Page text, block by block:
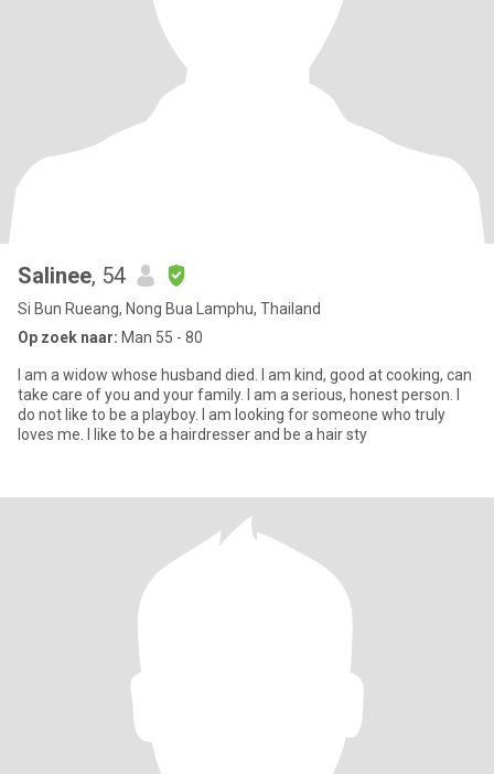
Salinee, 54
Si Bun Rueang, Nong Bua Lamphu, Thailand
Op zoek naar: Man 55 - 80
I am a widow whose husband died. I am kind, good at cooking, can
take care of you and your family. I am a serious, honest person. I
do not like to be a playboy. I am looking for someone who truly
loves me. I like to be a hairdresser and be a hair sty